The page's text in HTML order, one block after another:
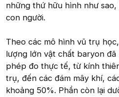
những thứ hữu hình như
con người.
Theo các mô hình vũ trụ
lượng lớn vật chất baryon đã
phép đo thực tế, từ kính
trụ, đến các đám mây khí,
khoảng 50%. Phần còn lại